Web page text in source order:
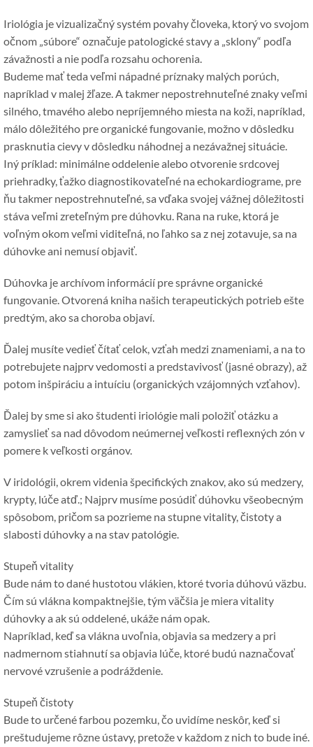
Iriológia je vizualizačný systém povahy človeka, ktorý vo svojom
očnom „súbore“ označuje patologické stavy a „sklony“ podľa
závažnosti a nie podľa rozsahu ochorenia.
Budeme mať teda veľmi nápadné príznaky malých porúch,
napríklad v malej žľaze. A takmer nepostrehnuteľné znaky veľmi
silného, ​​tmavého alebo nepríjemného miesta na koži, napríklad,
málo dôležitého pre organické fungovanie, možno v dôsledku
prasknutia cievy v dôsledku náhodnej a nezávažnej situácie.
Iný príklad: minimálne oddelenie alebo otvorenie srdcovej
priehradky, ťažko diagnostikovateľné na echokardiograme, pre
ňu takmer nepostrehnuteľné, sa vďaka svojej vážnej dôležitosti
stáva veľmi zreteľným pre dúhovku. Rana na ruke, ktorá je
voľným okom veľmi viditeľná, no ľahko sa z nej zotavuje, sa na
dúhovke ani nemusí objaviť.
Dúhovka je archívom informácií pre správne organické
fungovanie. Otvorená kniha našich terapeutických potrieb ešte
predtým, ako sa choroba objaví.
Ďalej musíte vedieť čítať celok, vzťah medzi znameniami, a na to
potrebujete najprv vedomosti a predstavivosť (jasné obrazy), až
potom inšpiráciu a intuíciu (organických vzájomných vzťahov).
Ďalej by sme si ako študenti iriológie mali položiť otázku a
zamyslieť sa nad dôvodom neúmernej veľkosti reflexných zón v
pomere k veľkosti orgánov.
V iridológii, okrem videnia špecifických znakov, ako sú medzery,
krypty, lúče atď.; Najprv musíme posúdiť dúhovku všeobecným
spôsobom, pričom sa pozrieme na stupne vitality, čistoty a
slabosti dúhovky a na stav patológie.
Stupeň vitality
Bude nám to dané hustotou vlákien, ktoré tvoria dúhovú väzbu.
Čím sú vlákna kompaktnejšie, tým väčšia je miera vitality
dúhovky a ak sú oddelené, ukáže nám opak.
Napríklad, keď sa vlákna uvoľnia, objavia sa medzery a pri
nadmernom stiahnutí sa objavia lúče, ktoré budú naznačovať
nervové vzrušenie a podráždenie.
Stupeň čistoty
Bude to určené farbou pozemku, čo uvidíme neskôr, keď si
preštudujeme rôzne ústavy, pretože v každom z nich to bude iné.